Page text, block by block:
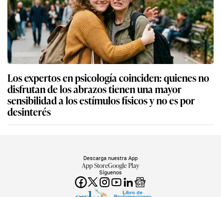
Los expertos en psicología coinciden: quienes no
disfrutan de los abrazos tienen una mayor
sensibilidad a los estímulos físicos y no es por
desinterés
Síguenos
Descarga nuestra App
App StoreGoogle Play